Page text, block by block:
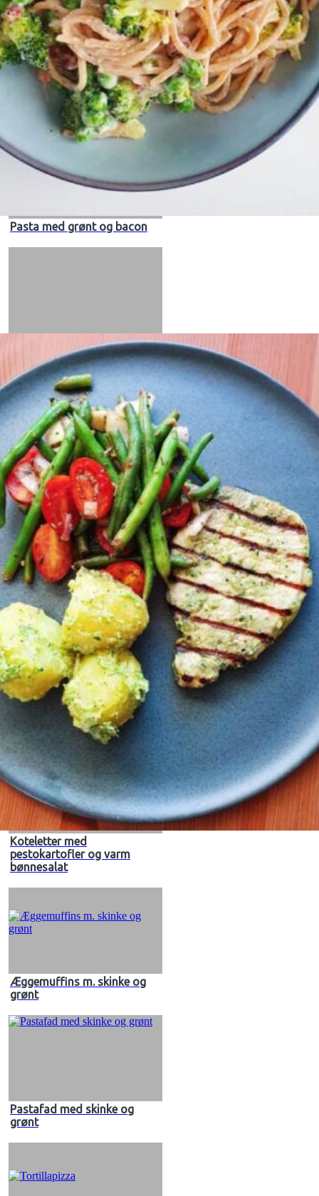
Pasta med grønt og bacon
Koteletter med
pestokartofler og varm
bønnesalat
Æggemuffins m. skinke og
grønt
Pastafad med skinke og
grønt